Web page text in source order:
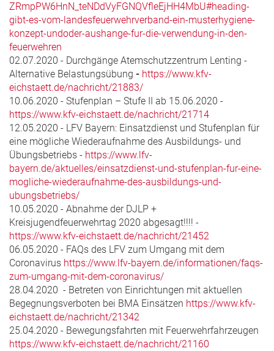
ZRmpPW6HnN_teNDdVyFGNQVfleEjHH4MbU#heading-
gibt-es-vom-landesfeuerwehrverband-ein-musterhygiene-
konzept-undoder-aushange-fur-die-verwendung-in-den-
feuerwehren
02.07.2020 - Durchgänge Atemschutzzentrum Lenting -
Alternative Belastungsübung - https://www.kfv-
eichstaett.de/nachricht/21883/
10.06.2020 - Stufenplan – Stufe II ab 15.06.2020 -
https://www.kfv-eichstaett.de/nachricht/21714
12.05.2020 - LFV Bayern: Einsatzdienst und Stufenplan für
eine mögliche Wiederaufnahme des Ausbildungs- und
Übungsbetriebs - https://www.lfv-
bayern.de/aktuelles/einsatzdienst-und-stufenplan-fur-eine-
mogliche-wiederaufnahme-des-ausbildungs-und-
ubungsbetriebs/
10.05.2020 - Abnahme der DJLP +
Kreisjugendfeuerwehrtag 2020 abgesagt!!!! -
https://www.kfv-eichstaett.de/nachricht/21452
06.05.2020 - FAQs des LFV zum Umgang mit dem
Coronavirus https://www.lfv-bayern.de/informationen/faqs-
zum-umgang-mit-dem-coronavirus/
28.04.2020 - Betreten von Einrichtungen mit aktuellen
Begegnungsverboten bei BMA Einsätzen https://www.kfv-
eichstaett.de/nachricht/21342
25.04.2020 - Bewegungsfahrten mit Feuerwehrfahrzeugen
https://www.kfv-eichstaett.de/nachricht/21160